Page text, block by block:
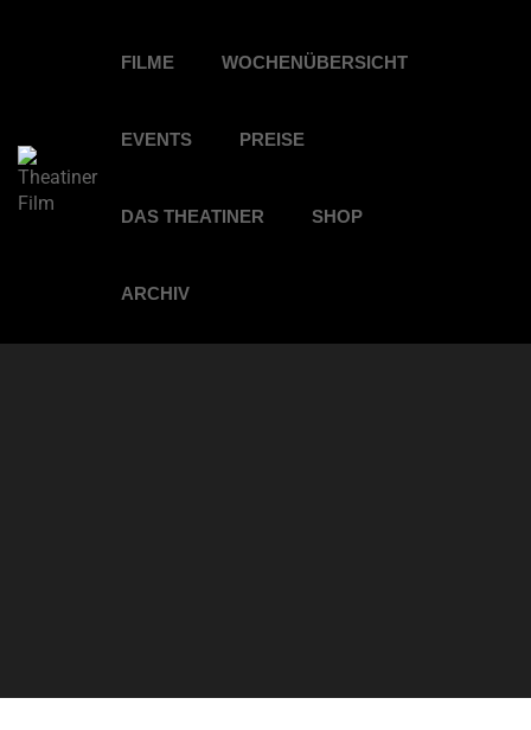
FILME WOCHENÜBERSICHT
EVENTS PREISE
DAS THEATINER SHOP
ARCHIV